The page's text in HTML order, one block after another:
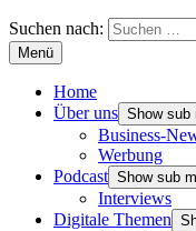
Suchen nach:
Menü
Home
Über uns Show sub
Business-
Werbung
Podcast Show sub
Interviews
Digitale Themen